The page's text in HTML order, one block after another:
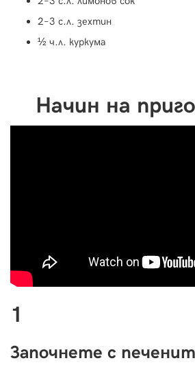
2–3 с.л. зехтин
½ ч.л. куркума
Начин на
1
Започнете с